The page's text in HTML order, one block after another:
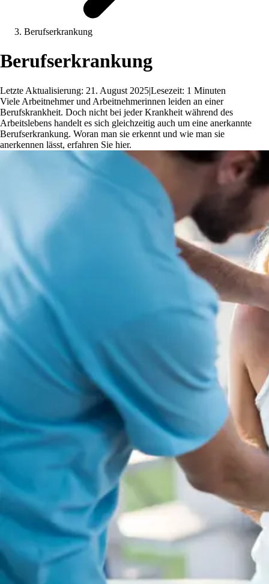
Berufserkrankung
Berufserkrankung
Letzte Aktualisierung: 21. August 2025|Lesezeit: 1 Minuten
Viele Arbeitnehmer und Arbeitnehmerinnen leiden an einer
Berufskrankheit. Doch nicht bei jeder Krankheit während des
Arbeitslebens handelt es sich gleichzeitig auch um eine anerkannte
Berufserkrankung. Woran man sie erkennt und wie man sie
anerkennen lässt, erfahren Sie hier.